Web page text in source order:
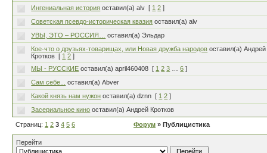
Ингениальная история оставил(а) alv [ 1 2 ]
Советская псевдо-историческая квазия оставил(а) alv
УВЫ, ЭТО – РОССИЯ…
оставил(а) Эльдар
Кое-что о друзьях-товарищах, или Новая дружба народов оставил(а) Андрей
Кротков [ 1 2 ]
МЫ - РУССКИЕ оставил(а) april460408 [ 1 2 3 …6 ]
Сам себе...
оставил(а) Abver
Какой князь нам нужон оставил(а) dznn [ 1 2 ]
Засериальное кино оставил(а) Андрей Кротков
Страниц: 1 2 3 4 5 6 Форум » Публицистика
Перейти